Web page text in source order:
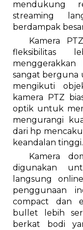
mendukung
streaming
berdampak
Kamera
fleksibilitas
sangat berguna
mengikuti
kamera PTZ
optik untuk
mengurangi
dari hp
keandalan tinggi.
Kamera
digunakan
langsung
penggunaan
compact dan
bullet lebih
berkat bodi